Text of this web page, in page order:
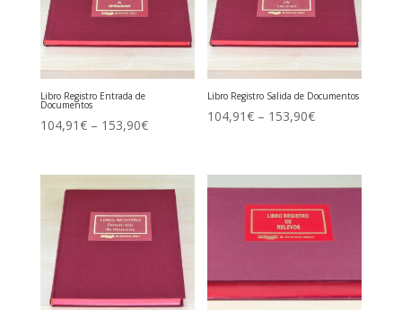
Libro Registro Entrada de
Documentos
104,91€– 153,90€
Libro Registro Salida de Documentos
104,91€ – 153,90€